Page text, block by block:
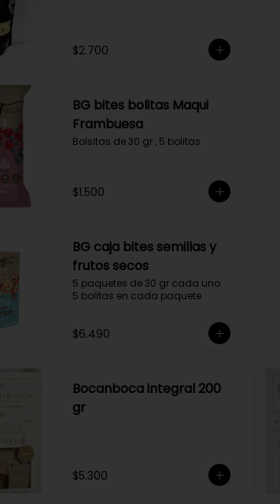
$2.700
BG bites bolitas Maqui
Frambuesa
Bolsitas de 30 gr , 5 bolitas
$1.500
BG caja bites semillas y
frutos secos
5 paquetes de 30 gr cada uno.
5 bolitas en cada paquete
$6.490
Bocanboca integral 200
gr
$5.300